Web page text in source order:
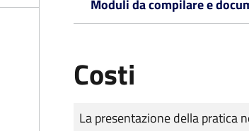
Moduli da compilare e
Costi
Tipo di pagamento
Importo
La presentazione della pratica